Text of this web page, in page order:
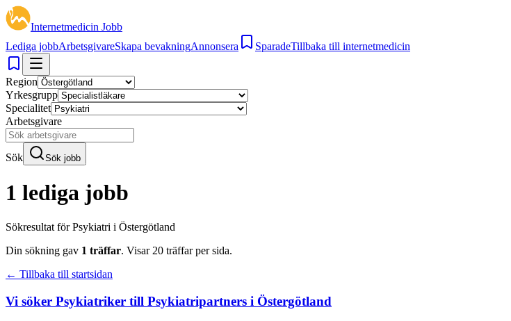
Internetmedicin Jobb
Lediga jobbArbetsgivareSkapa bevakningAnnonsera SparadeTillbaka till internetmedicin
Region
Yrkesgrupp
Specialitet
Arbetsgivare
Sök Sök jobb
1 lediga jobb
Sökresultat förPsykiatri i Östergötland
Din sökning gav 1 träffar. Visar 20 träffar per sida.
← Tillbaka till startsidan
Vi söker Psykiatriker till Psykiatripartners i Östergötland